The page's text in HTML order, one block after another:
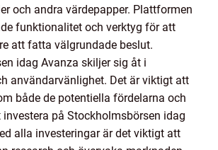
och andra värdepapper. Plattformen
funktionalitet och verktyg för att
att fatta välgrundade beslut.
idag Avanza skiljer sig åt i
användarvänlighet. Det är viktigt att
både de potentiella fördelarna och
investera på Stockholmsbörsen idag
alla investeringar är det viktigt att